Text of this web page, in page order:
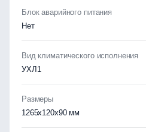
Блок аварийного питания
Нет
Вид климатического исполнения
УХЛ1
Размеры
1265x120x90 мм